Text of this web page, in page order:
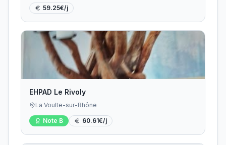
59.25€/j
EHPAD Le Rivoly
La Voulte-sur-Rhône
Note B 60.61€/j